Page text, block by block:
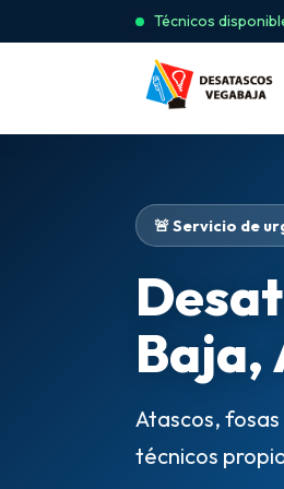
Técnicos
🚨 Servicio de
Baja,
Atascos,
técnicos